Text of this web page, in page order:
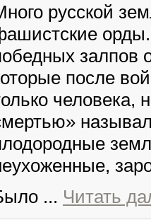
русской
залпов
после
человека,
... Читать